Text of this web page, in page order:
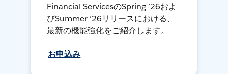
Financial ServicesのSpring ’26およ
びSummer ’26リリースにおける、
最新の機能強化をご紹介します。
お申込み